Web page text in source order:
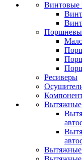
Винтовые
Ресиверы
Вытяжные
Вытяжные